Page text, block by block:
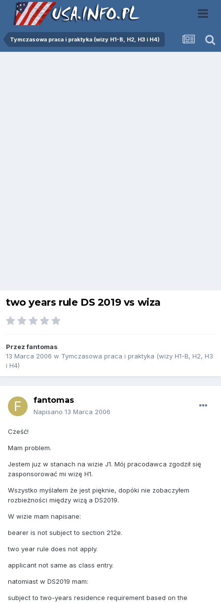
Tymczasowa praca i praktyka (wizy H1-B, H2, H3 i H4)
two years rule DS 2019 vs wiza
Przezfantomas
13 Marca 2006 w Tymczasowa praca i praktyka (wizy H1-B, H2, H3
i H4)
fantomas
Napisano 13 Marca 2006
Cześć!
Mam problem.
Jestem juz w stanach na wizie J1. Mój pracodawca zgodził się
zasponsorować mi wizę H1.
Wszystko myślałem że jest pięknie, dopóki nie zobaczyłem
rozbieżności między wizą a DS2019.
W wizie mam napisane:
bearer is not subject to section 212e.
two year rule does not apply.
applicant not same as class entry.
natomiast w DS2019 mam:
subject to two-years residence requirement based on the